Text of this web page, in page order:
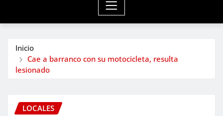
Inicio
Cae a barranco con su motocicleta, resulta
lesionado
LOCALES